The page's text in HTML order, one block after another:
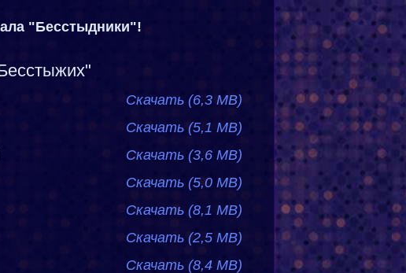
"Бесстыдники"!
Скачать (6,3 МB)
Скачать (5,1 MB)
Скачать (3,6 MB)
Скачать (5,0 MB)
Скачать (8,1 MB)
Скачать (2,5 MB)
Скачать (8,4 MB)